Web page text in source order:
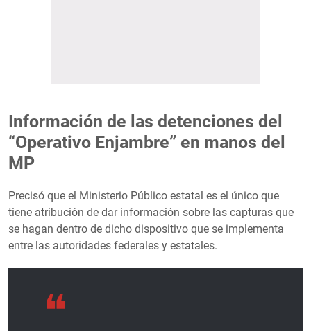
Información de las detenciones del
“Operativo Enjambre” en manos del
MP
Precisó que el Ministerio Público estatal es el único que
tiene atribución de dar información sobre las capturas que
se hagan dentro de dicho dispositivo que se implementa
entre las autoridades federales y estatales.